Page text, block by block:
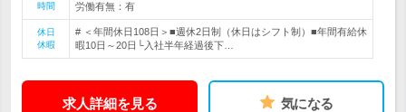
時間
労働有無：有
休日
休暇
# ＜年間休日108日＞■週休2日制（休日はシフト制）■年間有給休
暇10日～20日└入社半年経過後下…
求人詳細を見る 気になる